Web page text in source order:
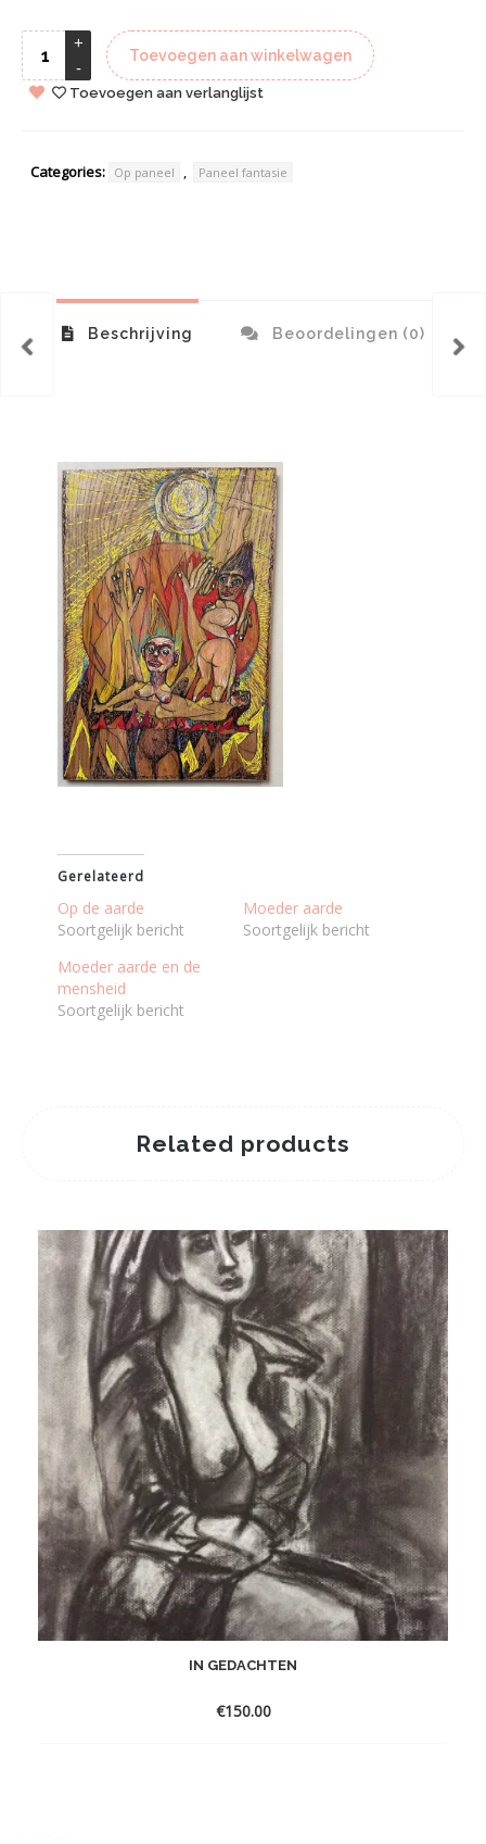
Toevoegen aan winkelwagen
Toevoegen aan verlanglijst
Categories: Op paneel , Paneel fantasie
Beschrijving Beoordelingen (0)
Gerelateerd
Op de aarde
Soortgelijk bericht
Moeder aarde
Soortgelijk bericht
Moeder aarde en de
mensheid
Soortgelijk bericht
Related products
IN GEDACHTEN
€150.00